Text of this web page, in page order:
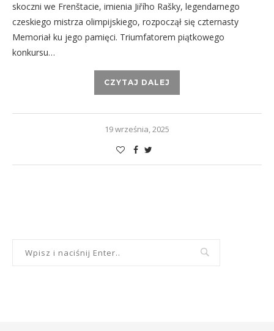
skoczni we Frenštacie, imienia Jiřího Rašky, legendarnego
czeskiego mistrza olimpijskiego, rozpoczął się czternasty
Memoriał ku jego pamięci. Triumfatorem piątkowego
konkursu…
CZYTAJ DALEJ
19 września, 2025